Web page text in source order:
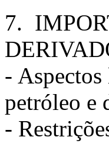
7.
-
petróleo e
-